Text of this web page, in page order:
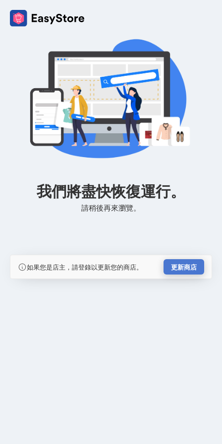
我們將盡快恢復運行。
請稍後再來瀏覽。
如果您是店主，請登錄以更新您的商店。 更新商店